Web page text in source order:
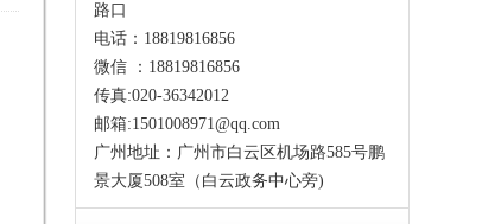
路口
电话：18819816856
微信 ：18819816856
传真:020-36342012
邮箱:1501008971@qq.com
广州地址：广州市白云区机场路585号鹏
景大厦508室（白云政务中心旁)